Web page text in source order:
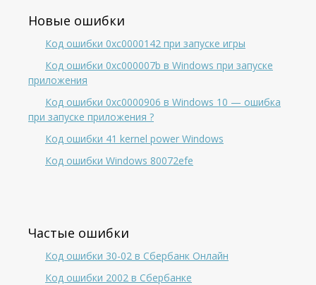
Новые ошибки
Код ошибки 0xc0000142 при запуске игры
Код ошибки 0xc000007b в Windows при запуске
приложения
Код ошибки 0xc0000906 в Windows 10 — ошибка
при запуске приложения ?
Код ошибки 41 kernel power Windows
Код ошибки Windows 80072efe
Частые ошибки
Код ошибки 30-02 в Сбербанк Онлайн
Код ошибки 2002 в Сбербанке